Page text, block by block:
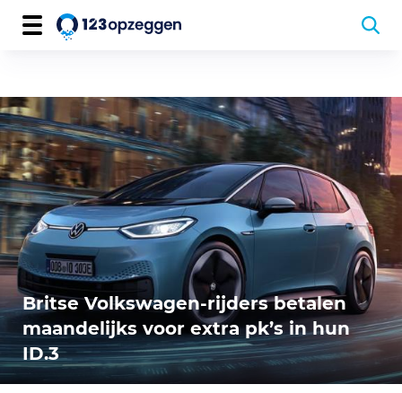
Britse Volkswagen-rijders betalen
maandelijks voor extra pk’s in hun
ID.3